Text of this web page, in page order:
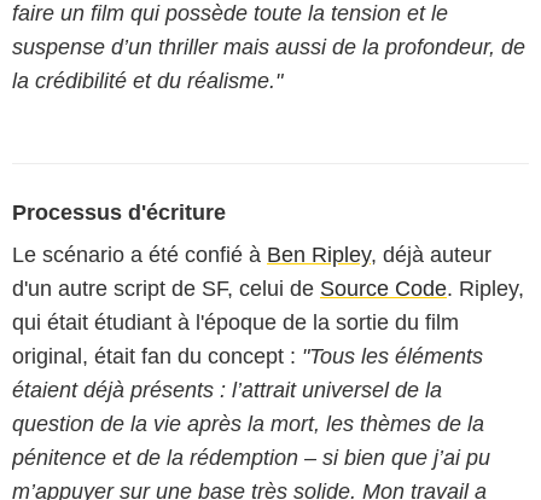
faire un film qui possède toute la tension et le
suspense d’un thriller mais aussi de la profondeur, de
la crédibilité et du réalisme."
Processus d'écriture
Le scénario a été confié à Ben Ripley, déjà auteur
d'un autre script de SF, celui de Source Code. Ripley,
qui était étudiant à l'époque de la sortie du film
original, était fan du concept : "Tous les éléments
étaient déjà présents : l’attrait universel de la
question de la vie après la mort, les thèmes de la
pénitence et de la rédemption – si bien que j’ai pu
m’appuyer sur une base très solide. Mon travail a